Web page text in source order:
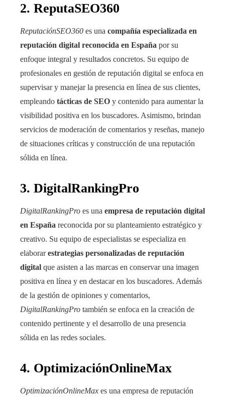
2. ReputaSEO360
ReputaciónSEO360 es una compañía especializada en
reputación digital reconocida en España por su
enfoque integral y resultados concretos. Su equipo de
profesionales en gestión de reputación digital se enfoca en
supervisar y manejar la presencia en línea de sus clientes,
empleando tácticas de SEO y contenido para aumentar la
visibilidad positiva en los buscadores. Asimismo, brindan
servicios de moderación de comentarios y reseñas, manejo
de situaciones críticas y construcción de una reputación
sólida en línea.
3. DigitalRankingPro
DigitalRankingPro es una empresa de reputación digital
en España reconocida por su planteamiento estratégico y
creativo. Su equipo de especialistas se especializa en
elaborarestrategias personalizadas de reputación
digital que asisten a las marcas en conservar una imagen
positiva en línea y en destacar en los buscadores. Además
de la gestión de opiniones y comentarios,
DigitalRankingPro también se enfoca en la creación de
contenido pertinente y el desarrollo de una presencia
sólida en las redes sociales.
4. OptimizaciónOnlineMax
OptimizaciónOnlineMax es una empresa de reputación